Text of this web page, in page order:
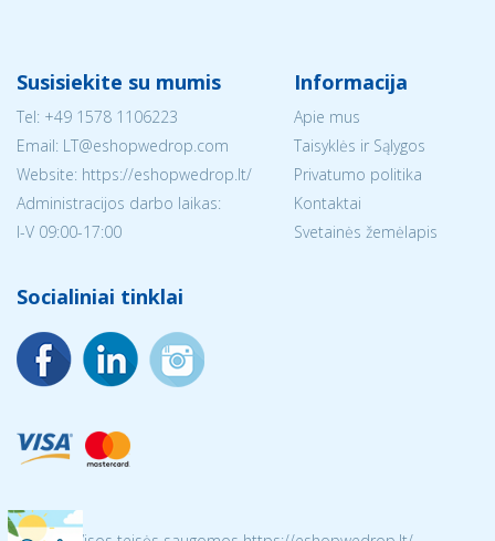
Susisiekite su mumis
Tel: +49 1578 1106223
Email: LT@eshopwedrop.com
Website: https://eshopwedrop.lt/
Administracijos darbo laikas:
I-V 09:00-17:00
Informacija
Apie mus
Taisyklės ir Sąlygos
Privatumo politika
Kontaktai
Svetainės žemėlapis
Socialiniai tinklai